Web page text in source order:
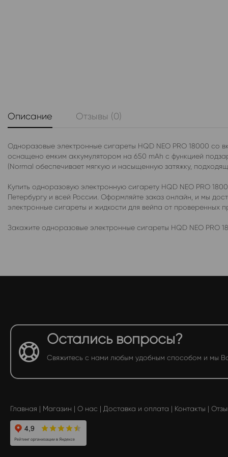
Описание Отзывы (0)
Одноразовые электронные сигареты HQD NEO PRO 18000 со
оснащено емким аккумулятором на 650 mAh с функцией
(Normal обеспечивает мягкую и насыщенную затяжку,
Купить одноразовую электронную сигарету HQD NEO PRO
Петербургу и всей России. Оформляйте заказ онлайн, и мы
электронные сигареты и жидкости для вейпа от проверенных
Закажите одноразовые электронные сигареты HQD NEO
Остались вопросы?
Свяжитесь с нами любым удобным способом и мы
Главная | Магазин | О нас | Доставка и оплата | Контакты |